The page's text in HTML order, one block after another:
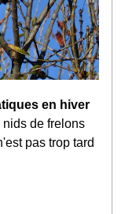
en hiver
de frelons
pas trop tard